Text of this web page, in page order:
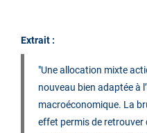
Extrait :
"Une allocation mixte
nouveau bien adaptée à
macroéconomique. La
effet permis de